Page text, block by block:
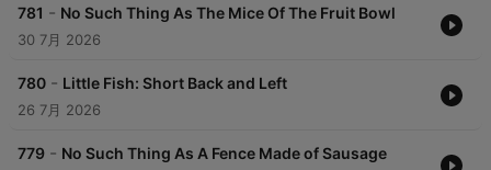
781 - No Such Thing As The Mice Of The Fruit Bowl
30 7月 2026
780 - Little Fish: Short Back and Left
26 7月 2026
779 - No Such Thing As A Fence Made of Sausage